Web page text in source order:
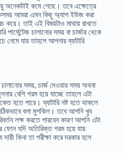
অনেকটাই কমে গেছে। তবে এক্ষেত্রে
আমরা এমন কিছু অ্যাপ ইউজ করা
করে। তাই এই বিষয়টাও মাথায় রাখতে
চালানোর সময় বা চার্জার থেকে
যায় তাহলে আপনার ব্যাটারি
সময়, চার্জ দেওয়ার সময় অথবা
বেশি গরম হয়ে যাচ্ছে তাহলে এটা
হতে পারে। ব্যাটারি নষ্ট হতে থাকলে
বলা মুশকিল। তবে আপনি খুব
লক্ষ করতে পারবেন কারণ আপনি এটা
ফোন যদি অতিরিক্ত গরম হয়ে যায়
কিনা তা পরীক্ষা করে দরকার হলে